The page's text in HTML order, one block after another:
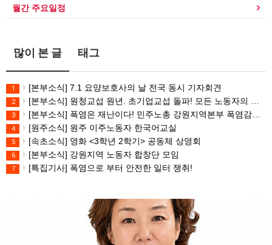
월간 주요일정
많이 본 글 태그
1 [본부소식] 7.1 요양보호사의 날 전국 동시 기자회견
2 [본부소식] 원청교섭 원년. 초기업교섭 돌파! 모든 노동자의 노동기본권 쟁취! 민주노총 7.15 총파업대회
3 [본부소식] 폭염은 재난이다! 민주노총 강원지역본부 폭염감시단 선포 기자회견
4 [원주소식] 원주 이주노동자 한국어교실
5 [속초소식] 영화 <3학년 2학기> 공동체 상영회
6 [본부소식] 강원지역 노동자 합창단 모임
7 [특집기사] 폭염으로 부터 안전한 일터 쟁취!